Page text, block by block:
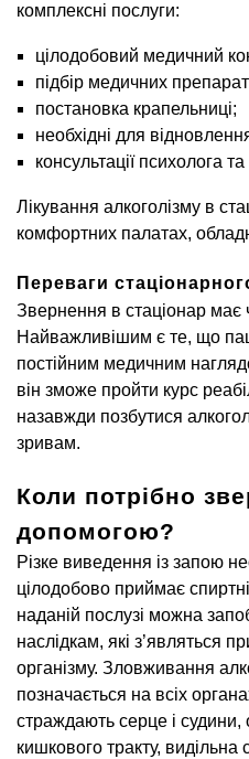
комплексні послуги:
цілодобовий медичний
підбір медичних
постановка крапельниці;
необхідні для
консультації психолога
Лікування алкоголізму в
комфортних палатах,
Переваги
Звернення в стаціонар має
Найважливішим є те, що
постійним медичним
він зможе пройти курс
назавжди позбутися
зривам.
Коли потрібно
допомогою?
Різке виведення із запою
цілодобово приймає
наданій послузі можна
наслідкам, які з’являться
організму. Зловживання
позначається на всіх
страждають серце і
кишкового тракту,